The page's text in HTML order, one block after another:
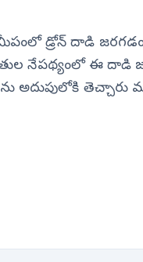
డ్రోన్ దాడి
నేపథ్యంలో ఈ దాడి
అదుపులోకి